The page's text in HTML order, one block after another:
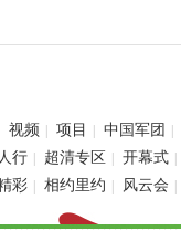
视频 项目 中国军团
行 超清专区 开幕式
彩 相约里约 风云会